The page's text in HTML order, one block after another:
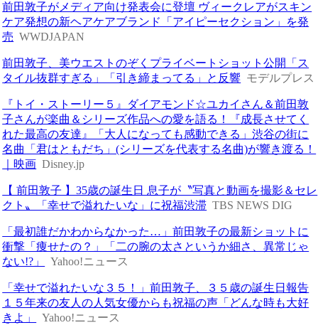
前田敦子がメディア向け発表会に登壇 ヴィークレアがスキン
ケア発想の新ヘアケアブランド「アイピーセクション」を発
売 WWDJAPAN
前田敦子、美ウエストのぞくプライベートショット公開「ス
タイル抜群すぎる」「引き締まってる」と反響 モデルプレス
『トイ・ストーリー５』ダイアモンド☆ユカイさん＆前田敦
子さんが楽曲＆シリーズ作品への愛を語る！『成長させてく
れた最高の友達』「大人になっても感動できる」渋谷の街に
名曲「君はともだち」(シリーズを代表する名曲)が響き渡る！
｜映画 Disney.jp
【 前田敦子 】35歳の誕生日 息子が〝写真と動画を撮影＆セレ
クト〟「幸せで溢れたいな」に祝福渋滞 TBS NEWS DIG
「最初誰だかわからなかった…」前田敦子の最新ショットに
衝撃「痩せたの？」「二の腕の太さというか細さ、異常じゃ
ない!?」
Yahoo!ニュース
「幸せで溢れたいな３５！」前田敦子、３５歳の誕生日報告
１５年来の友人の人気女優からも祝福の声「どんな時も大好
きよ」
Yahoo!ニュース